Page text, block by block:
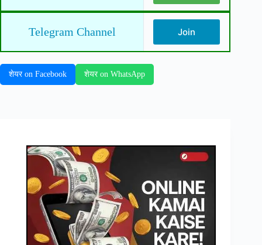
Telegram Channel Join
शेयर on Facebook शेयर on WhatsApp